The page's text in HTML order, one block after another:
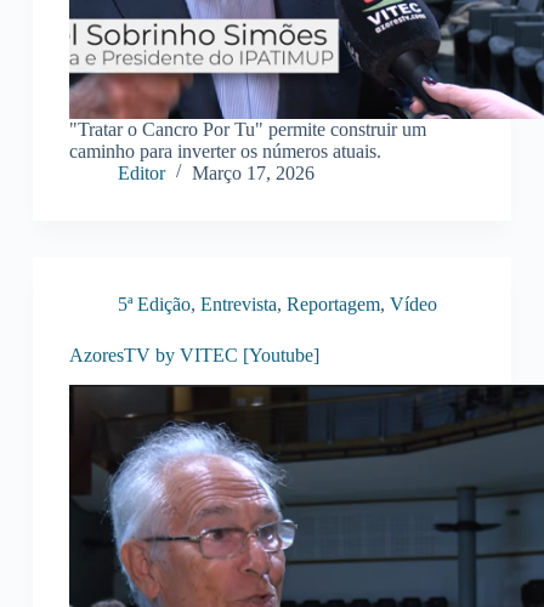
"Tratar o Cancro Por Tu" permite construir um
caminho para inverter os números atuais.
Editor
Março 17, 2026
5ª Edição, Entrevista, Reportagem, Vídeo
AzoresTV by VITEC [Youtube]